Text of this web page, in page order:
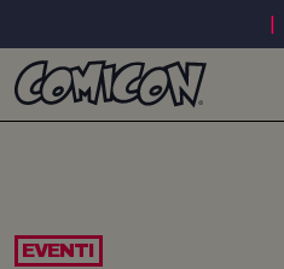
EVENTI